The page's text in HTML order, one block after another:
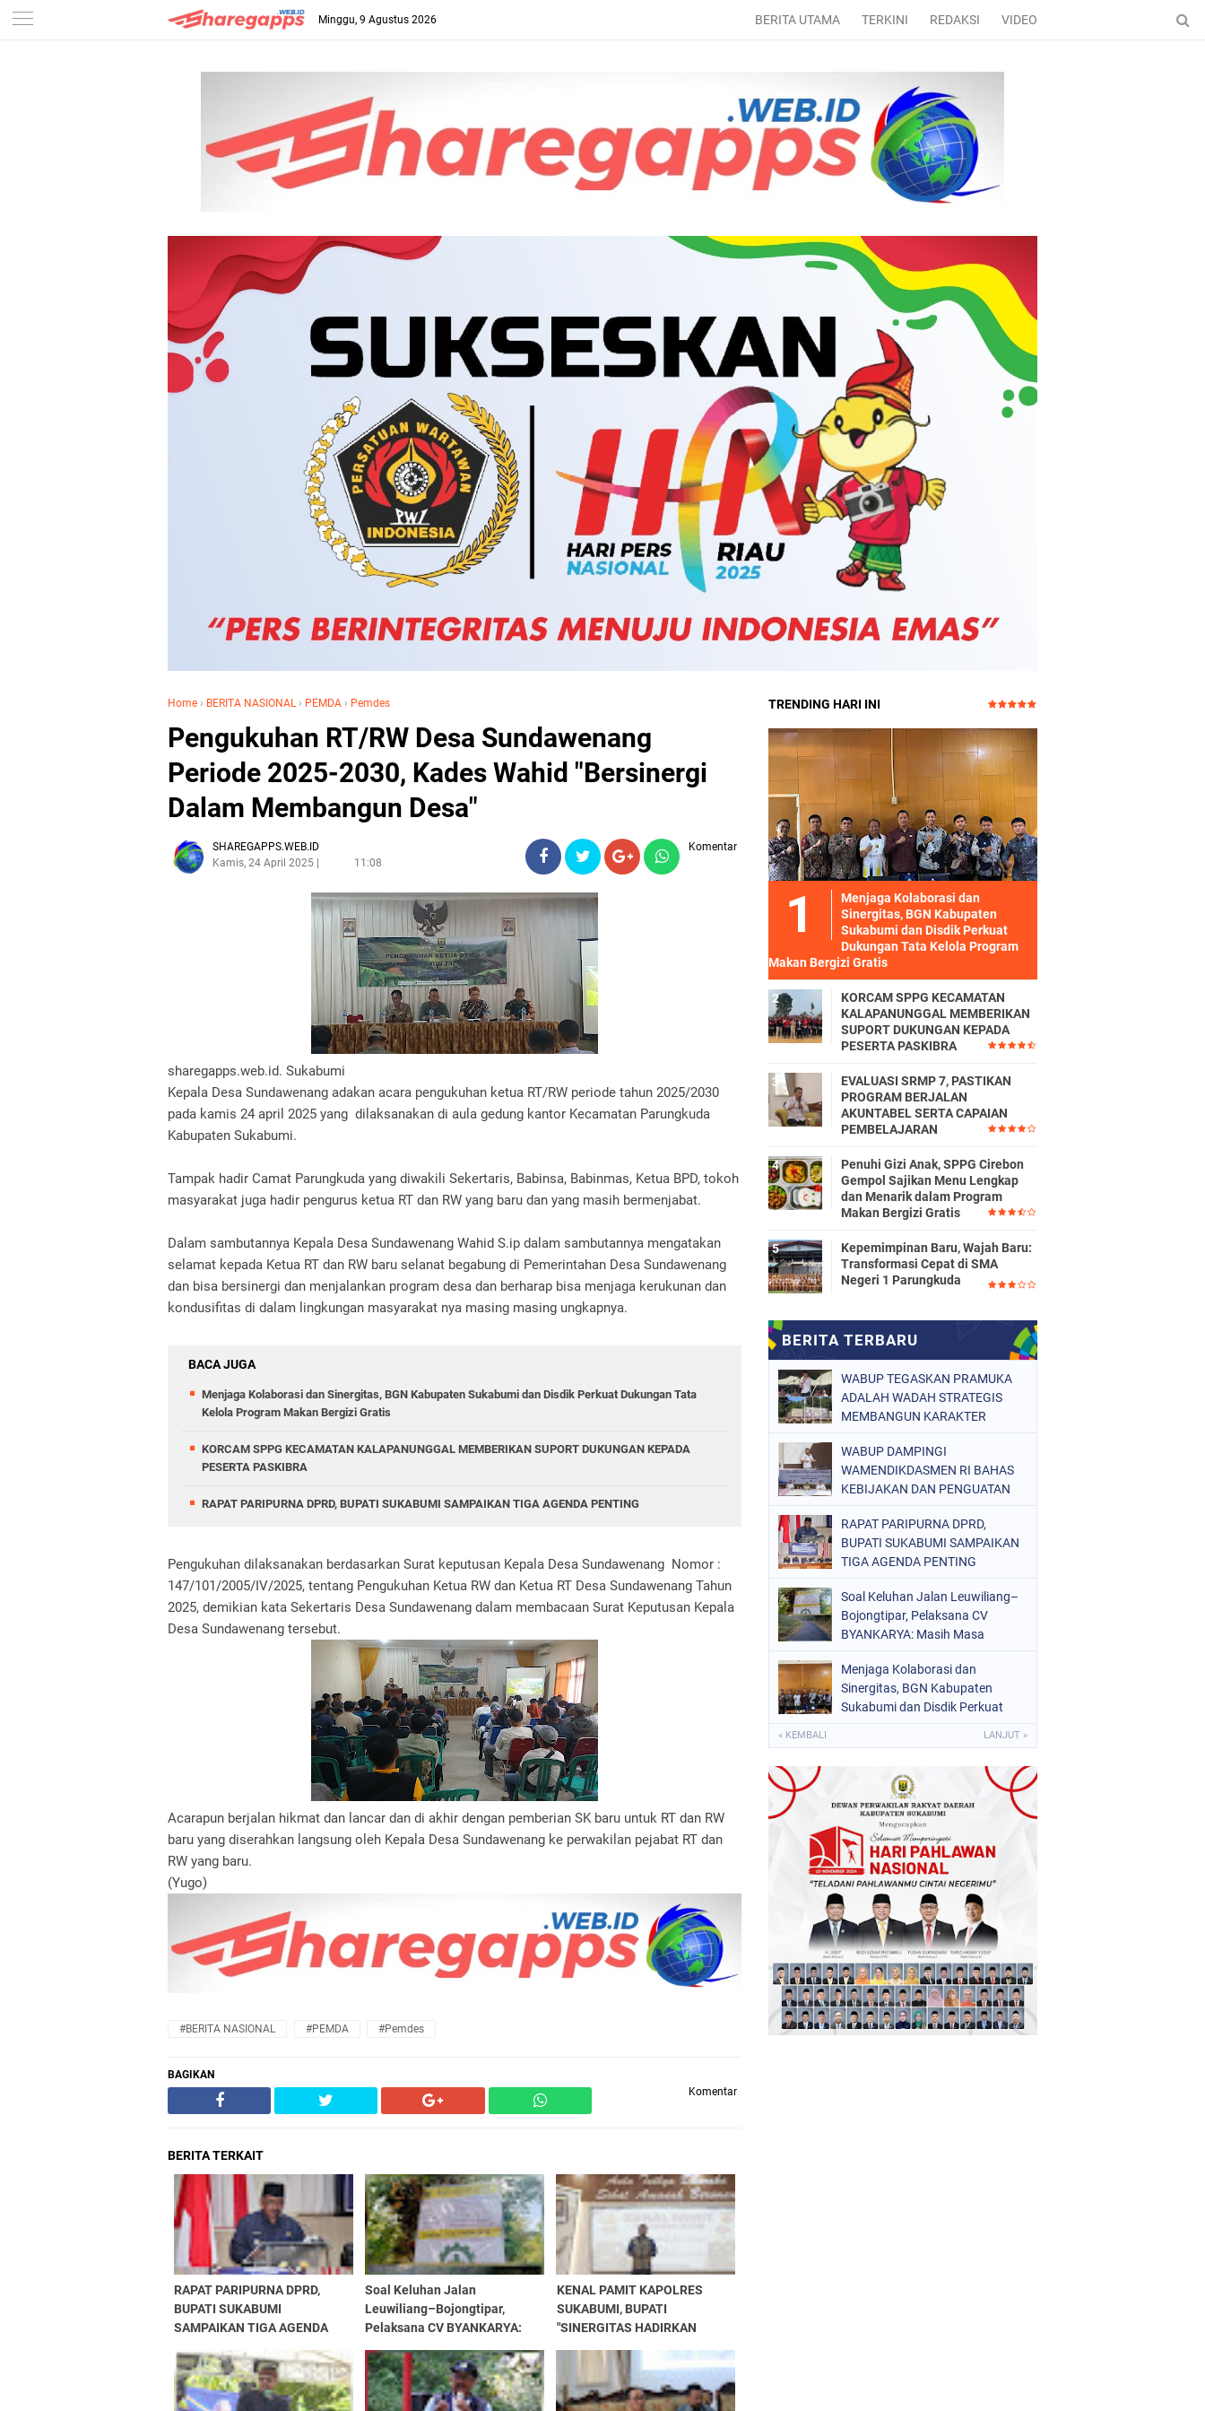
Minggu, 9 Agustus 2026 BERITA UTAMA TERKINI REDAKSI VIDEO
Home › BERITA NASIONAL› PEMDA › Pemdes
Pengukuhan RT/RW Desa Sundawenang
Periode 2025-2030, Kades Wahid "Bersinergi
Dalam Membangun Desa"
SHAREGAPPS.WEB.ID
Kamis, 24 April 2025
11:08
Komentar
sharegapps.web.id. Sukabumi
Kepala Desa Sundawenang adakan acara pengukuhan ketua RT/RW periode tahun 2025/2030
pada kamis 24 april 2025 yang dilaksanakan di aula gedung kantor Kecamatan Parungkuda
Kabupaten Sukabumi.
Tampak hadir Camat Parungkuda yang diwakili Sekertaris, Babinsa, Babinmas, Ketua BPD, tokoh
masyarakat juga hadir pengurus ketua RT dan RW yang baru dan yang masih bermenjabat.
Dalam sambutannya Kepala Desa Sundawenang Wahid S.ip dalam sambutannya mengatakan
selamat kepada Ketua RT dan RW baru selanat begabung di Pemerintahan Desa Sundawenang
dan bisa bersinergi dan menjalankan program desa dan berharap bisa menjaga kerukunan dan
kondusifitas di dalam lingkungan masyarakat nya masing masing ungkapnya.
BACA JUGA
Menjaga Kolaborasi dan Sinergitas, BGN Kabupaten Sukabumi dan Disdik Perkuat Dukungan Tata
Kelola Program Makan Bergizi Gratis
KORCAM SPPG KECAMATAN KALAPANUNGGAL MEMBERIKAN SUPORT DUKUNGAN KEPADA
PESERTA PASKIBRA
RAPAT PARIPURNA DPRD, BUPATI SUKABUMI SAMPAIKAN TIGA AGENDA PENTING
Pengukuhan dilaksanakan berdasarkan Surat keputusan Kepala Desa Sundawenang Nomor :
147/101/2005/IV/2025, tentang Pengukuhan Ketua RW dan Ketua RT Desa Sundawenang Tahun
2025, demikian kata Sekertaris Desa Sundawenang dalam membacaan Surat Keputusan Kepala
Desa Sundawenang tersebut.
Acarapun berjalan hikmat dan lancar dan di akhir dengan pemberian SK baru untuk RT dan RW
baru yang diserahkan langsung oleh Kepala Desa Sundawenang ke perwakilan pejabat RT dan
RW yang baru.
(Yugo)
#BERITA NASIONAL #PEMDA #Pemdes
BAGIKAN
Komentar
BERITA TERKAIT
RAPAT PARIPURNA DPRD,
BUPATI SUKABUMI
SAMPAIKAN TIGA AGENDA
PENTING
Soal Keluhan Jalan
Leuwiliang–Bojongtipar,
Pelaksana CV BYANKARYA:
Masih Masa Perawatan dan
Siap Segera Diperbaiki
KENAL PAMIT KAPOLRES
SUKABUMI, BUPATI
"SINERGITAS HADIRKAN
KEAMANAN DAN KETERTIBAN
DI SUKABUMI"
TRENDING HARI INI
Menjaga Kolaborasi dan
Sinergitas, BGN Kabupaten
Sukabumi dan Disdik Perkuat
Dukungan Tata Kelola Program
Makan Bergizi Gratis
KORCAM SPPG KECAMATAN
KALAPANUNGGAL MEMBERIKAN
SUPORT DUKUNGAN KEPADA
PESERTA PASKIBRA
EVALUASI SRMP 7, PASTIKAN
PROGRAM BERJALAN
AKUNTABEL SERTA CAPAIAN
PEMBELAJARAN
Penuhi Gizi Anak, SPPG Cirebon
Gempol Sajikan Menu Lengkap
dan Menarik dalam Program
Makan Bergizi Gratis
Kepemimpinan Baru, Wajah Baru:
Transformasi Cepat di SMA
Negeri 1 Parungkuda
WABUP TEGASKAN PRAMUKA
ADALAH WADAH STRATEGIS
MEMBANGUN KARAKTER
WABUP DAMPINGI
WAMENDIKDASMEN RI BAHAS
KEBIJAKAN DAN PENGUATAN
SUKABUMI
RAPAT PARIPURNA DPRD,
BUPATI SUKABUMI SAMPAIKAN
TIGA AGENDA PENTING
Soal Keluhan Jalan Leuwiliang–
Bojongtipar, Pelaksana CV
BYANKARYA: Masih Masa
Diperbaiki
Menjaga Kolaborasi dan
Sinergitas, BGN Kabupaten
Sukabumi dan Disdik Perkuat
« KEMBALI LANJUT »